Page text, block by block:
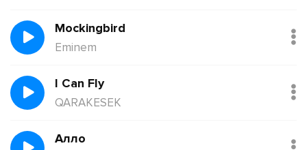
Mockingbird
Eminem
I Can Fly
QARAKESEK
Алло